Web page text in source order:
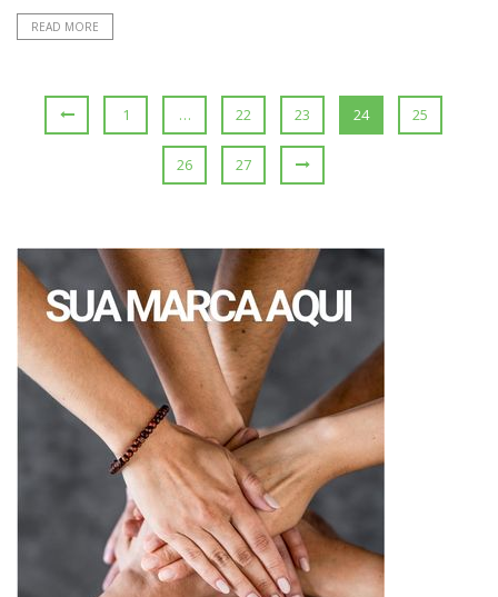
READ MORE
1 … 22 23 24 25
26 27